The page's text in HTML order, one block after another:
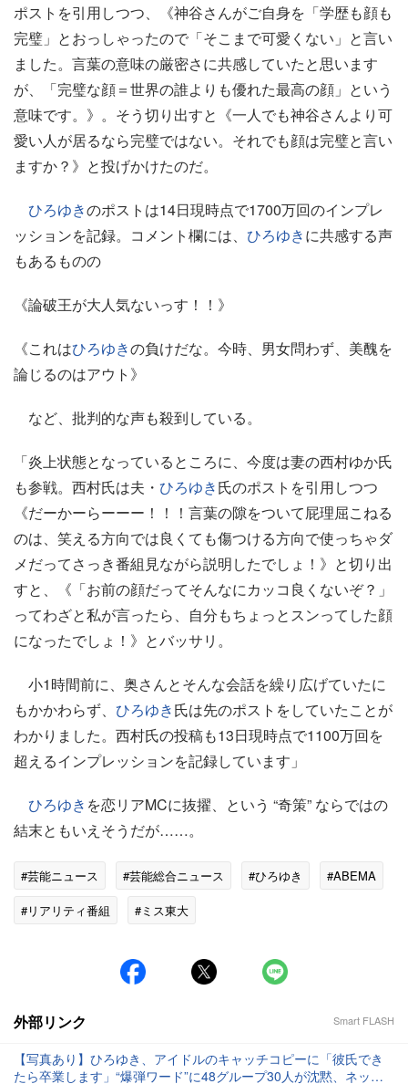
ポストを引用しつつ、《神谷さんがご自身を「学歴も顔も
完璧」とおっしゃったので「そこまで可愛くない」と言い
ました。言葉の意味の厳密さに共感していたと思います
が、「完璧な顔＝世界の誰よりも優れた最高の顔」という
意味です。》。そう切り出すと《一人でも神谷さんより可
愛い人が居るなら完璧ではない。それでも顔は完璧と言い
ますか？》と投げかけたのだ。
ひろゆきのポストは14日現時点で1700万回のインプレ
ッションを記録。コメント欄には、 ひろゆきに共感する声
もあるものの
《論破王が大人気ないっす！！》
《これはひろゆきの負けだな。今時、男女問わず、美醜を
論じるのはアウト》
など、批判的な声も殺到している。
「炎上状態となっているところに、今度は妻の西村ゆか氏
も参戦。西村氏は夫・ ひろゆき氏のポストを引用しつつ
《だーかーらーーー！！！言葉の隙をついて屁理屈こねる
のは、笑える方向では良くても傷つける方向で使っちゃダ
メだってさっき番組見ながら説明したでしょ！》と切り出
すと、《「お前の顔だってそんなにカッコ良くないぞ？」
ってわざと私が言ったら、自分もちょっとスンってした顔
になったでしょ！》とバッサリ。
小1時間前に、奥さんとそんな会話を繰り広げていたに
もかかわらず、 ひろゆき氏は先のポストをしていたことが
わかりました。西村氏の投稿も13日現時点で1100万回を
超えるインプレッションを記録しています」
ひろゆき を恋リアMCに抜擢、という “奇策” ならではの
結末ともいえそうだが……。
#芸能ニュース #芸能総合ニュース #ひろゆき
#ABEMA
#リアリティ番組
#ミス東大
外部リンク Smart FLASH
【写真あり】ひろゆき、アイドルのキャッチコピーに「彼氏でき
たら卒業します」“爆弾ワード”に48グループ30人が沈黙、ネット